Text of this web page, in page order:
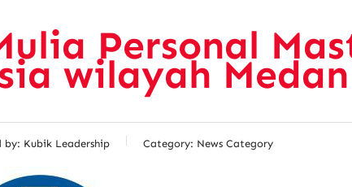
Personal
wilayah Medan
by: Kubik Leadership Category: News Category